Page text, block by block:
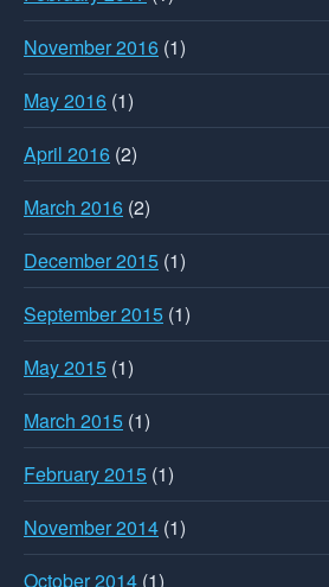
November 2016 (1)
May 2016 (1)
April 2016 (2)
March 2016 (2)
December 2015 (1)
September 2015 (1)
May 2015 (1)
March 2015 (1)
February 2015 (1)
November 2014 (1)
October 2014 (1)